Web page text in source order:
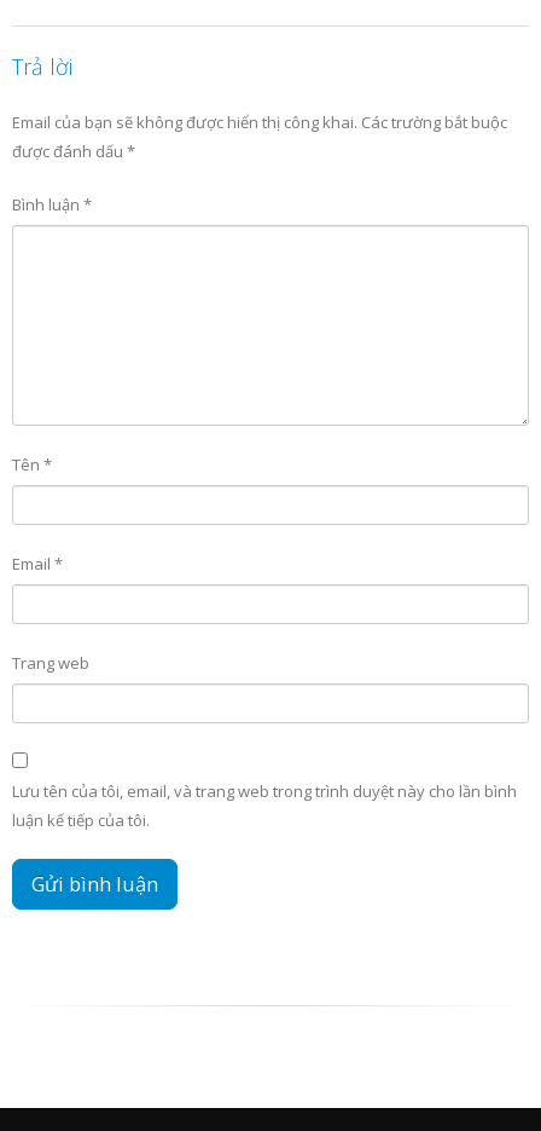
Trả lời
Email của bạn sẽ không được hiển thị công khai. Các trường bắt buộc
được đánh dấu *
Bình luận *
Tên *
Email *
Trang web
Lưu tên của tôi, email, và trang web trong trình duyệt này cho lần bình
luận kế tiếp của tôi.